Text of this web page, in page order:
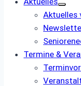
Aktuelles
Termine &